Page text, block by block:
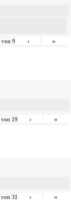
von9 › »
von 19 › »
von 31 › »